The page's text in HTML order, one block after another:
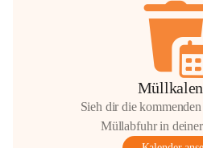
Sieh dir die
Müllabfuhr in